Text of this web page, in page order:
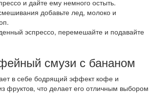
и дайте ему немного остыть.
добавьте лед, молоко и
эспрессо, перемешайте и подавайте
смузи с бананом
в себе бодрящий эффект кофе и
фруктов, что делает его отличным выбором